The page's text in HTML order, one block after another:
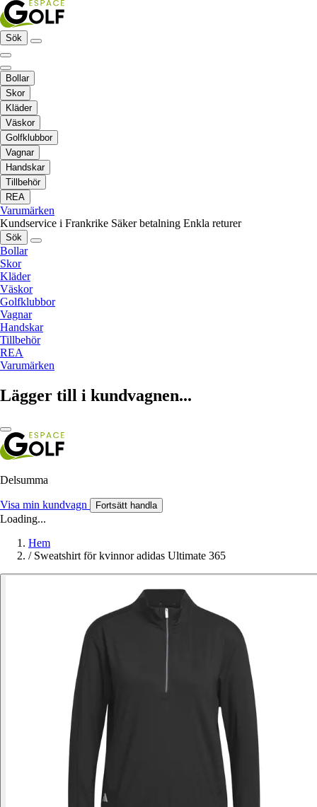
Sök
Bollar
Skor
Kläder
Väskor
Golfklubbor
Vagnar
Handskar
Tillbehör
REA
Varumärken
Kundservice i Frankrike Säker betalning Enkla returer
Sök
Bollar
Skor
Kläder
Väskor
Golfklubbor
Vagnar
Handskar
Tillbehör
REA
Varumärken
Lägger till i kundvagnen...
Delsumma
Visa min kundvagn Fortsätt handla
Loading...
Hem
/ Sweatshirt för kvinnor adidas Ultimate 365